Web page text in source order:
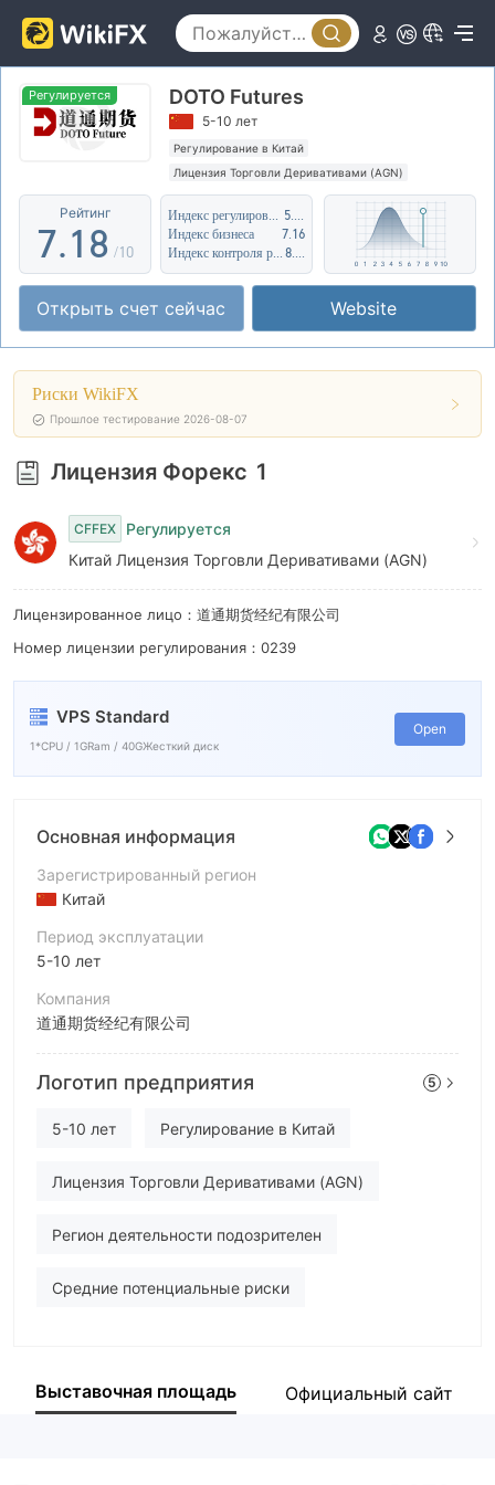
Регулируется DOTO Futures
5-10 лет
Регулирование в Китай
Лицензия Торговли Деривативами (AGN)
Регион деятельности подозрителен
Средние потенциальные риски
Рейтинг
2
3
4
6
7
8
9
.
0
1
2
3
4
5
6
7
8
9
3
4
5
7
8
9
/10
Индекс бизнеса
7.16
Открыть счет сейчас Website
Риски WikiFX
Прошлое тестирование 2026-08-07
Лицензия Форекс 1
CFFEX
Регулируется
Китай Лицензия Торговли Деривативами (AGN)
Лицензированное лицо：道通期货经纪有限公司
Номер лицензии регулирования：0239
VPS Standard
1*CPU / 1GRam / 40GЖесткий диск
Open
Основная информация
Зарегистрированный регион
Китай
Период эксплуатации
5-10 лет
Компания
道通期货经纪有限公司
Аббревиатура
DOTO Futures
Сотрудник компании
Логотип предприятия 5
5-10 лет Регулирование в Китай
Лицензия Торговли Деривативами (AGN)
Регион деятельности подозрителен
Средние потенциальные риски
Выставочная площадь Официальный сайт